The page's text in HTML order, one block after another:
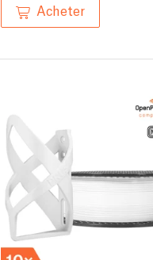
Acheter